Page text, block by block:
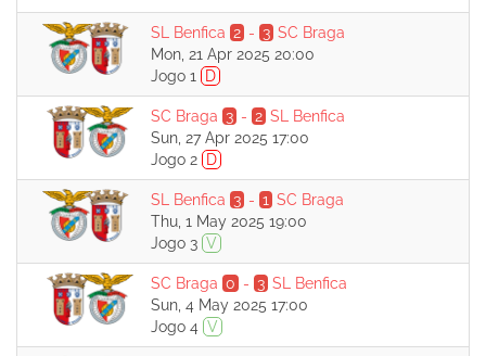
SL Benfica 2 - 3 SC Braga
Mon, 21 Apr 2025 20:00
Jogo 1
D
SC Braga 3 - 2 SL Benfica
Sun, 27 Apr 2025 17:00
Jogo 2
D
SL Benfica 3 - 1 SC Braga
Thu, 1 May 2025 19:00
Jogo 3 V
SC Braga 0 - 3 SL Benfica
Sun, 4 May 2025 17:00
Jogo 4 V